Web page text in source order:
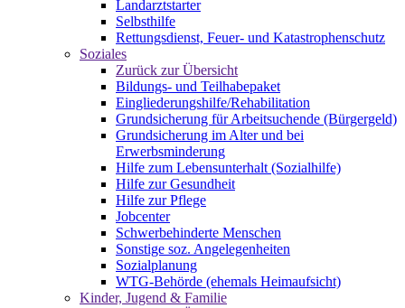
Landarztstarter
Selbsthilfe
Rettungsdienst, Feuer- und Katastrophenschutz
Soziales
Zurück zur Übersicht
Bildungs- und Teilhabepaket
Eingliederungshilfe/Rehabilitation
Grundsicherung für Arbeitsuchende (Bürgergeld)
Grundsicherung im Alter und bei
Erwerbsminderung
Hilfe zum Lebensunterhalt (Sozialhilfe)
Hilfe zur Gesundheit
Hilfe zur Pflege
Jobcenter
Schwerbehinderte Menschen
Sonstige soz. Angelegenheiten
Sozialplanung
WTG-Behörde (ehemals Heimaufsicht)
Kinder, Jugend & Familie